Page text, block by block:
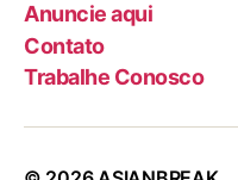
Anuncie aqui
Contato
Trabalhe Conosco